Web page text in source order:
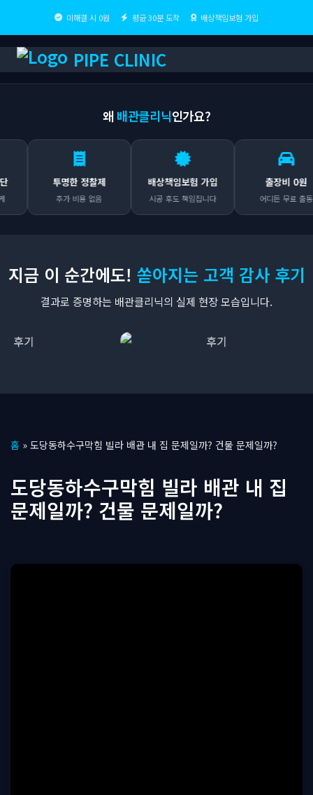
미해결 시 0원 평균 30분 도착 배상책임보험 가입
PIPE CLINIC
왜 배관클리닉인가요?
투명한 정찰제
추가 비용 없음
배상책임보험 가입
시공 후도 책임집니다
출장비 0원
어디든 무료 출동
지금 이 순간에도! 쏟아지는 고객 감사 후기
결과로 증명하는 배관클리닉의 실제 현장 모습입니다.
텐
로
건
기
홈 » 도당동하수구막힘 빌라 배관 내 집 문제일까? 건물 문제일까?
도당동하수구막힘 빌라 배관 내 집
문제일까? 건물 문제일까?